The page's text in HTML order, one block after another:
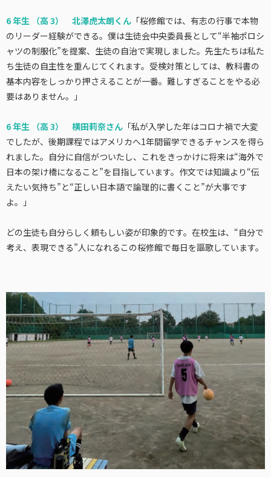
6 年生 （高 3） 北澤虎太朗くん 「桜修館では、有志の行事で本物
のリーダー経験ができる。僕は生徒会中央委員長として“半袖ポロシ
ャツの制服化”を提案、生徒の自治で実現しました。先生たちは私た
ち生徒の自主性を重んじてくれます。受検対策としては、教科書の
基本内容をしっかり押さえることが一番。難しすぎることをやる必
要はありません。」
6 年生 （高 3） 横田莉奈さん 「私が入学した年はコロナ禍で大変
でしたが、後期課程ではアメリカへ1年間留学できるチャンスを得ら
れました。自分に自信がついたし、これをきっかけに将来は“海外で
日本の架け橋になること”を目指しています。作文では知識より“伝
えたい気持ち”と“正しい日本語で論理的に書くこと”が大事です
よ。」
どの生徒も自分らしく頼もしい姿が印象的です。在校生は、“自分で
考え、表現できる”人になれるこの桜修館で毎日を謳歌しています。